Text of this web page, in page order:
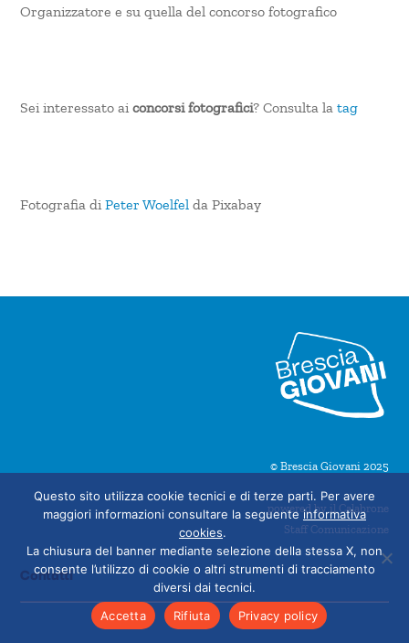
Organizzatore e su quella del concorso fotografico
Sei interessato aiconcorsi fotografici? Consulta latag
Fotografia diPeter Woelfel da Pixabay
© Brescia Giovani 2025
powered by il Calabrone
Staff Comunicazione
Contatti
Questo sito utilizza cookie tecnici e di terze parti. Per avere
maggiori informazioni consultare la seguenteinformativa
cookies.
La chiusura del banner mediante selezione della stessa X, non
consente l’utilizzo di cookie o altri strumenti di tracciamento
diversi dai tecnici.
Accetta
Rifiuta Privacy policy